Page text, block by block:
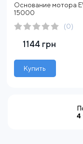
Основание мотора
15000
(0)
1144 грн
Купить
4